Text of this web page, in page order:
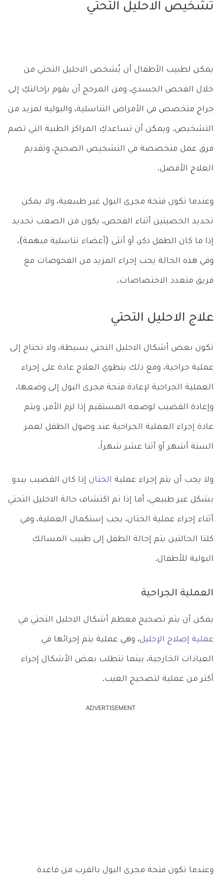
تشخيص الاحليل التحتي
يمكن لطبيب الأطفال أن يُشخص الاحليل التحتي من
خلال الفحص الجسدي، ومن المرجح أن يقوم بإحالتكِ إلى
جراح متخصص في الأمراض التناسلية، والبولية لمزيد من
التشخيص. ويمكن أن تساعدكِ المراكز الطبية التي تضم
فرق عمل متخصصة في التشخيص الصحيح، وتقديم
العلاج الأفضل.
وعندما تكون فتحة مجرى البول غير طبيعية، ولا يمكن
تحديد الخصيتين أثناء الفحص، يكون من الصعب تحديد
إذا ما كان الطفل ذكر، أو أنثى (أعضاء تناسلية مبهمة)،
وفي هذه الحالة يجب إجراء المزيد من الفحوصات مع
فريق متعدد الاختصاصات.
علاج الاحليل التحتي
تكون بعض أشكال الاحليل التحتي بسيطة، ولا تحتاج إلى
عملية جراحية، ومع ذلك ينطوي العلاج عادة على إجراء
العملية الجراحية لإعادة فتحة مجرى البول إلى وضعها،
وإعادة القضيب لوضعه المستقيم إذا لزم الأمر. ويتم
عادة إجراء العملية الجراحية عند وصول الطفل لعمر
الستة أشهر أو أثنا عشر شهراً.
ولا يجب أن يتم إجراء عملية الختان إذا كان القضيب يبدو
بشكل غير طبيعي، أما إذا تم اكتشاف حالة الاحليل التحتي
أثناء إجراء عملية الختان، يجب إستكمال العملية، وفي
كلتا الحالتين يتم إحالة الطفل إلى طبيب المسالك
البولية للأطفال.
العملية الجراحية
يمكن أن يتم تصحيح معظم أشكال الاحليل التحتي في
عملية إصلاح الإحليل، وهي عملية يتم إجرائها في
العيادات الخارجية، بينما تتطلب بعض الأشكال إجراء
أكثر من عملية لتصحيح العيب.
ADVERTISEMENT
وعندما تكون فتحة مجرى البول بالقرب من قاعدة